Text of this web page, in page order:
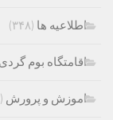
اطلاعیه ها (۳۴۸)
اقامتگاه بوم
اموزش و پرورش (۲۸۷)